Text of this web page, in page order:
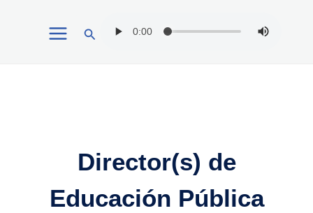
Buscar
Director(s) de
Educación Pública